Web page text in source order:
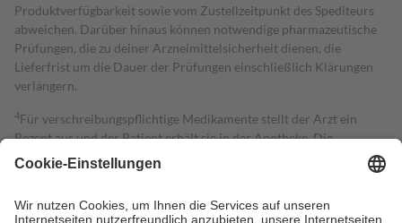
Produktverfügbarkeit sowie vom Zustellzeitpunkt des Spediteurs
abweichen. Darüber hinaus können notwendige pharmazeutische
Prüfungen, die zu deiner Arzneimittelsicherheit dienen, die
Lieferfrist um die Dauer der Prüfungen einschließlich Klärungen
verlängern.
4Für verschreibungspflichtige Medikamente stellt der Arzt ein
Rezept aus und der Patient erhält sie in der Apotheke. Die
gesetzliche Krankenversicherung übernimmt in der Regel die
Kosten dafür, der Versicherte trägt einen Teil davon als Zuzahlung
Grundsätzlich leisten Mitglieder Zuzahlungen in Höhe von zehn